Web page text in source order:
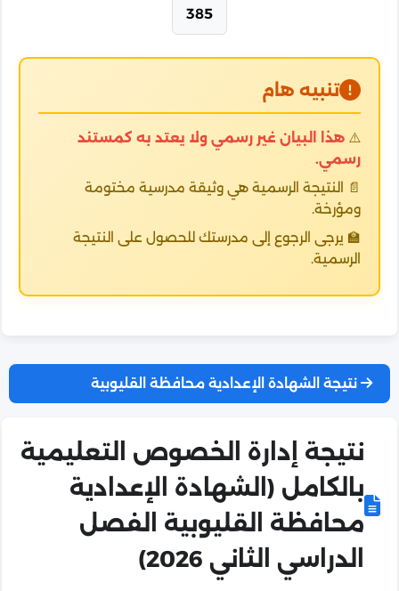
385
تنبيه هام
⚠️هذا البيان غير رسمي ولا يعتد به كمستند
رسمي.
📄 النتيجة الرسمية هي وثيقة مدرسية مختومة
ومؤرخة.
🏫 يرجى الرجوع إلى مدرستك للحصول على النتيجة
الرسمية.
نتيجة الشهادة الإعدادية محافظة القليوبية
نتيجة إدارة الخصوص التعليمية
بالكامل (الشهادة الإعدادية
محافظة القليوبية الفصل
الدراسي الثاني 2026)